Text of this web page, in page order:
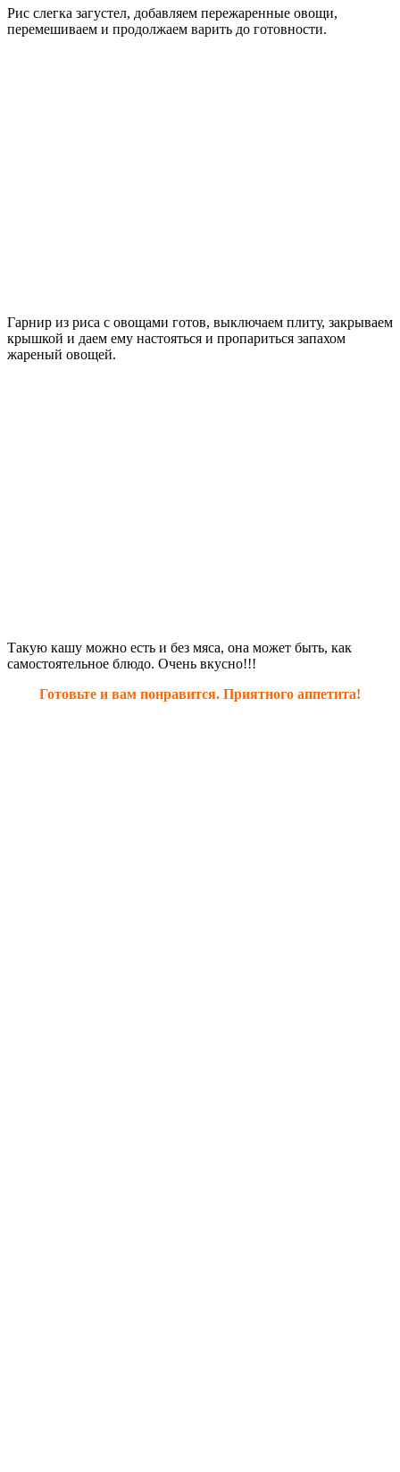
Рис слегка загустел, добавляем пережаренные овощи,
перемешиваем и продолжаем варить до готовности.
Гарнир из риса с овощами готов, выключаем плиту, закрываем
крышкой и даем ему настояться и пропариться запахом
жареный овощей.
Такую кашу можно есть и без мяса, она может быть, как
самостоятельное блюдо. Очень вкусно!!!
Готовьте и вам понравится. Приятного аппетита!